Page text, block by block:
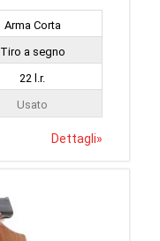
Arma Corta
Tiro a segno
22 l.r.
Usato
Dettagli»